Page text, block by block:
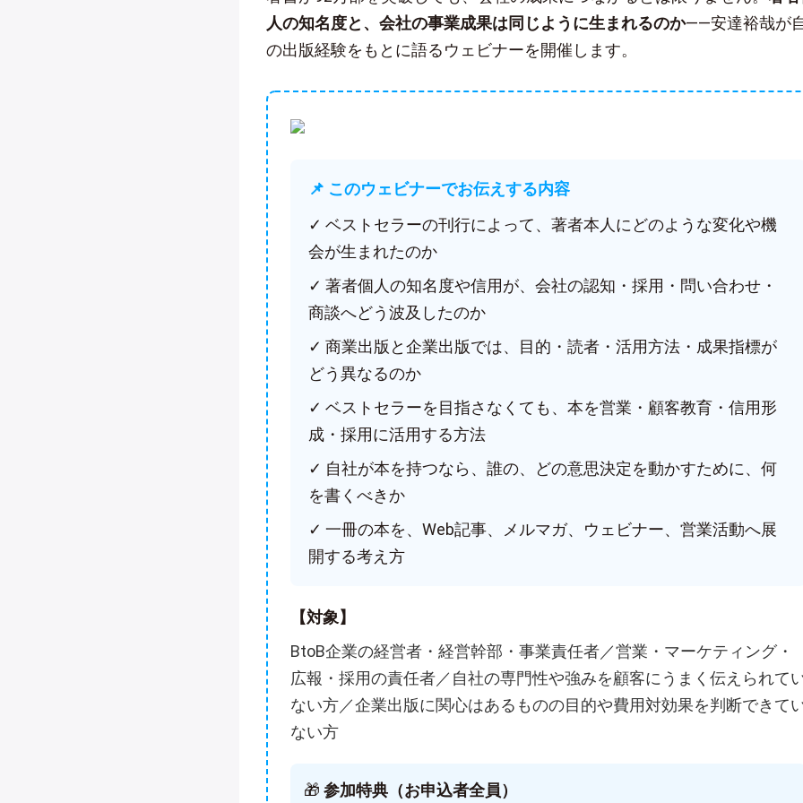
人の知名度と、会社の事業成果は同じように生まれるのか——安達裕哉が
の出版経験をもとに語るウェビナーを開催します。
📌 このウェビナーでお伝えする内容
✓ ベストセラーの刊行によって、著者本人にどのような変化や機
会が生まれたのか
✓ 著者個人の知名度や信用が、会社の認知・採用・問い合わせ・
商談へどう波及したのか
✓ 商業出版と企業出版では、目的・読者・活用方法・成果指標が
どう異なるのか
✓ ベストセラーを目指さなくても、本を営業・顧客教育・信用形
成・採用に活用する方法
✓ 自社が本を持つなら、誰の、どの意思決定を動かすために、何
を書くべきか
✓ 一冊の本を、Web記事、メルマガ、ウェビナー、営業活動へ展
開する考え方
【対象】
BtoB企業の経営者・経営幹部・事業責任者／営業・マーケティング・
広報・採用の責任者／自社の専門性や強みを顧客にうまく伝えられて
ない方／企業出版に関心はあるものの目的や費用対効果を判断できて
ない方
🎁 参加特典（お申込者全員）